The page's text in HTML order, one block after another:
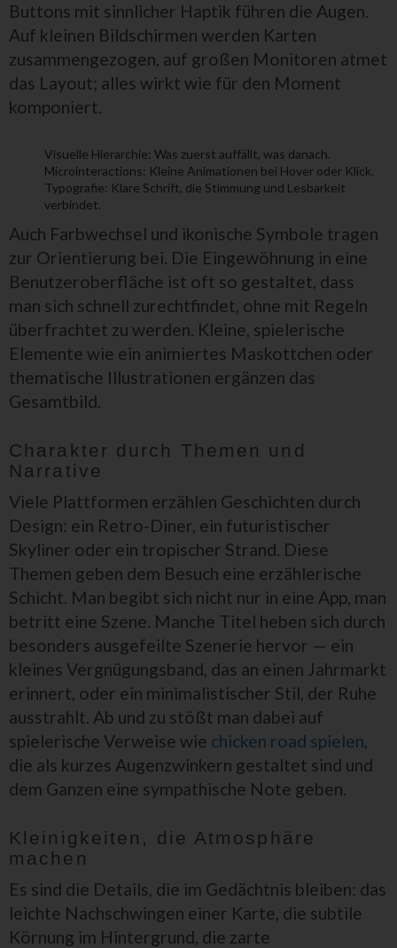
Buttons mit sinnlicher Haptik führen die Augen.
Auf kleinen Bildschirmen werden Karten
zusammengezogen, auf großen Monitoren atmet
das Layout; alles wirkt wie für den Moment
komponiert.
Visuelle Hierarchie: Was zuerst auffällt, was danach.
Microinteractions: Kleine Animationen bei Hover oder Klick.
Typografie: Klare Schrift, die Stimmung und Lesbarkeit
verbindet.
Auch Farbwechsel und ikonische Symbole tragen
zur Orientierung bei. Die Eingewöhnung in eine
Benutzeroberfläche ist oft so gestaltet, dass
man sich schnell zurechtfindet, ohne mit Regeln
überfrachtet zu werden. Kleine, spielerische
Elemente wie ein animiertes Maskottchen oder
thematische Illustrationen ergänzen das
Gesamtbild.
Charakter durch Themen und
Narrative
Viele Plattformen erzählen Geschichten durch
Design: ein Retro-Diner, ein futuristischer
Skyliner oder ein tropischer Strand. Diese
Themen geben dem Besuch eine erzählerische
Schicht. Man begibt sich nicht nur in eine App, man
betritt eine Szene. Manche Titel heben sich durch
besonders ausgefeilte Szenerie hervor — ein
kleines Vergnügungsband, das an einen Jahrmarkt
erinnert, oder ein minimalistischer Stil, der Ruhe
ausstrahlt. Ab und zu stößt man dabei auf
spielerische Verweise wie chicken road spielen,
die als kurzes Augenzwinkern gestaltet sind und
dem Ganzen eine sympathische Note geben.
Kleinigkeiten, die Atmosphäre
machen
Es sind die Details, die im Gedächtnis bleiben: das
leichte Nachschwingen einer Karte, die subtile
Körnung im Hintergrund, die zarte